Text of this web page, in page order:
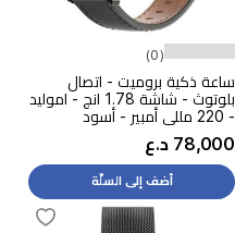
(0)
ساعة ذكية بروميت - اتصال
بلوتوث - شاشة 1.78 انج - اموليد
- 220 مللي أمبير - أسود
78,000 د.ع
أضف إلى السلّة